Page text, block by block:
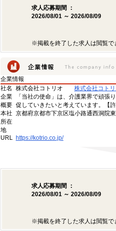
求人応募期間 ：
2026/08/01 ～ 2026/08/09
※掲載を終了した求人は閲覧で
企業情報
社名
株式会社コトリオ
株式会社コト
企業
概要
「当社の使命」は、介護業界で頑張
促していきたいと考えています。【
本社
所在
地
京都府京都市下京区塩小路通西洞院
URL https://kotrio.co.jp/
求人応募期間 ：
2026/08/01 ～ 2026/08/09
※掲載を終了した求人は閲覧で